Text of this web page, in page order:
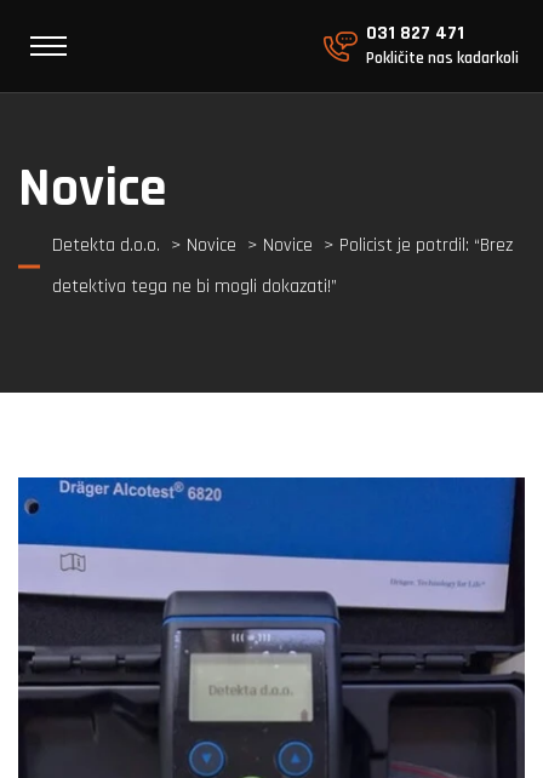
031 827 471
Pokličite nas kadarkoli
Novice
Detekta d.o.o. > Novice > Novice > Policist je potrdil: “Brez
detektiva tega ne bi mogli dokazati!”